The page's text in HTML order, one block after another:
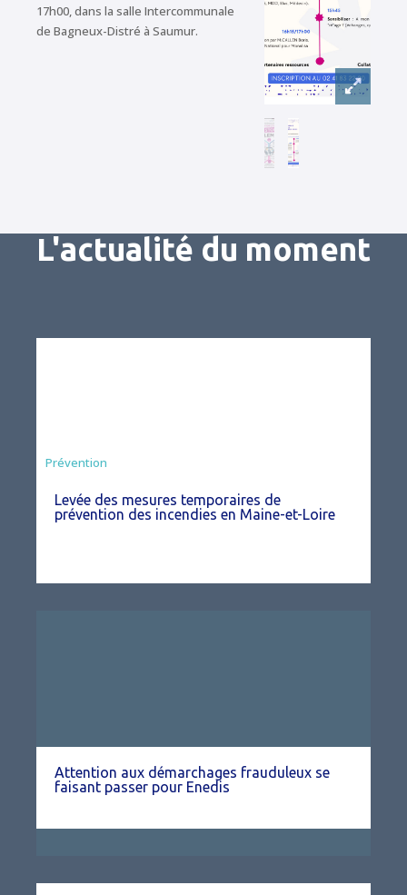
17h00, dans la salle Intercommunale
de Bagneux-Distré à Saumur.
L'actualité du moment
Préfecture
Prévention
Levée des mesures temporaires de
prévention des incendies en Maine-et-Loire
Attention aux démarchages frauduleux se
faisant passer pour Enedis